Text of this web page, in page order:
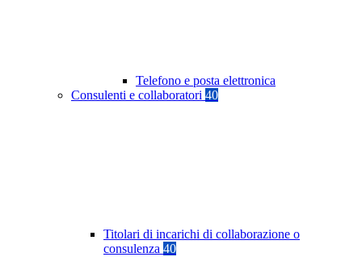
Telefono e posta elettronica
Consulenti e collaboratori 40
Titolari di incarichi di collaborazione o
consulenza 40